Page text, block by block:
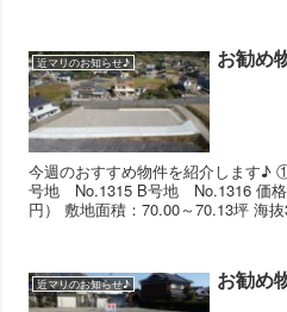
近マリのお知らせ♪ お勧め
今週のおすすめ物件を紹介します♪
号地 No.1315 B号地 No.1316 価格
円） 敷地面積：70.00～70.13坪 海
近マリのお知らせ♪ お勧め